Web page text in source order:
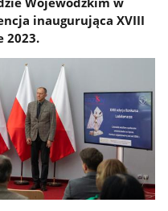
inaugurująca XVIII
2023.